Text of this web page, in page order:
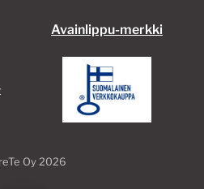
Avainlippu-merkki
Oy2026